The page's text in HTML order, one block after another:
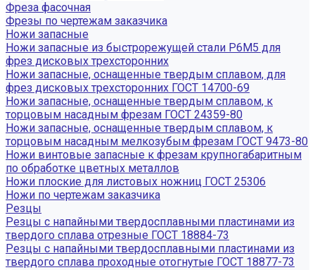
Фреза фасочная
Фрезы по чертежам заказчика
Ножи запасные
Ножи запасные из быстрорежущей стали Р6М5 для
фрез дисковых трехсторонних
Ножи запасные, оснащенные твердым сплавом, для
фрез дисковых трехсторонних ГОСТ 14700-69
Ножи запасные, оснащенные твердым сплавом, к
торцовым насадным фрезам ГОСТ 24359-80
Ножи запасные, оснащенные твердым сплавом, к
торцовым насадным мелкозубым фрезам ГОСТ 9473-80
Ножи винтовые запасные к фрезам крупногабаритным
по обработке цветных металлов
Ножи плоские для листовых ножниц ГОСТ 25306
Ножи по чертежам заказчика
Резцы
Резцы с напайными твердосплавными пластинами из
твердого сплава отрезные ГОСТ 18884-73
Резцы с напайными твердосплавными пластинами из
твердого сплава проходные отогнутые ГОСТ 18877-73